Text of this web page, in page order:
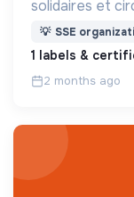
solidaires et
l’économie
entre les
locaux.
💡 SSE
1 labels &
2 months ago